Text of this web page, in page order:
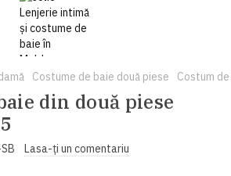
Costume de baie două piese Costum
din două piese
Lasa-ți un comentariu